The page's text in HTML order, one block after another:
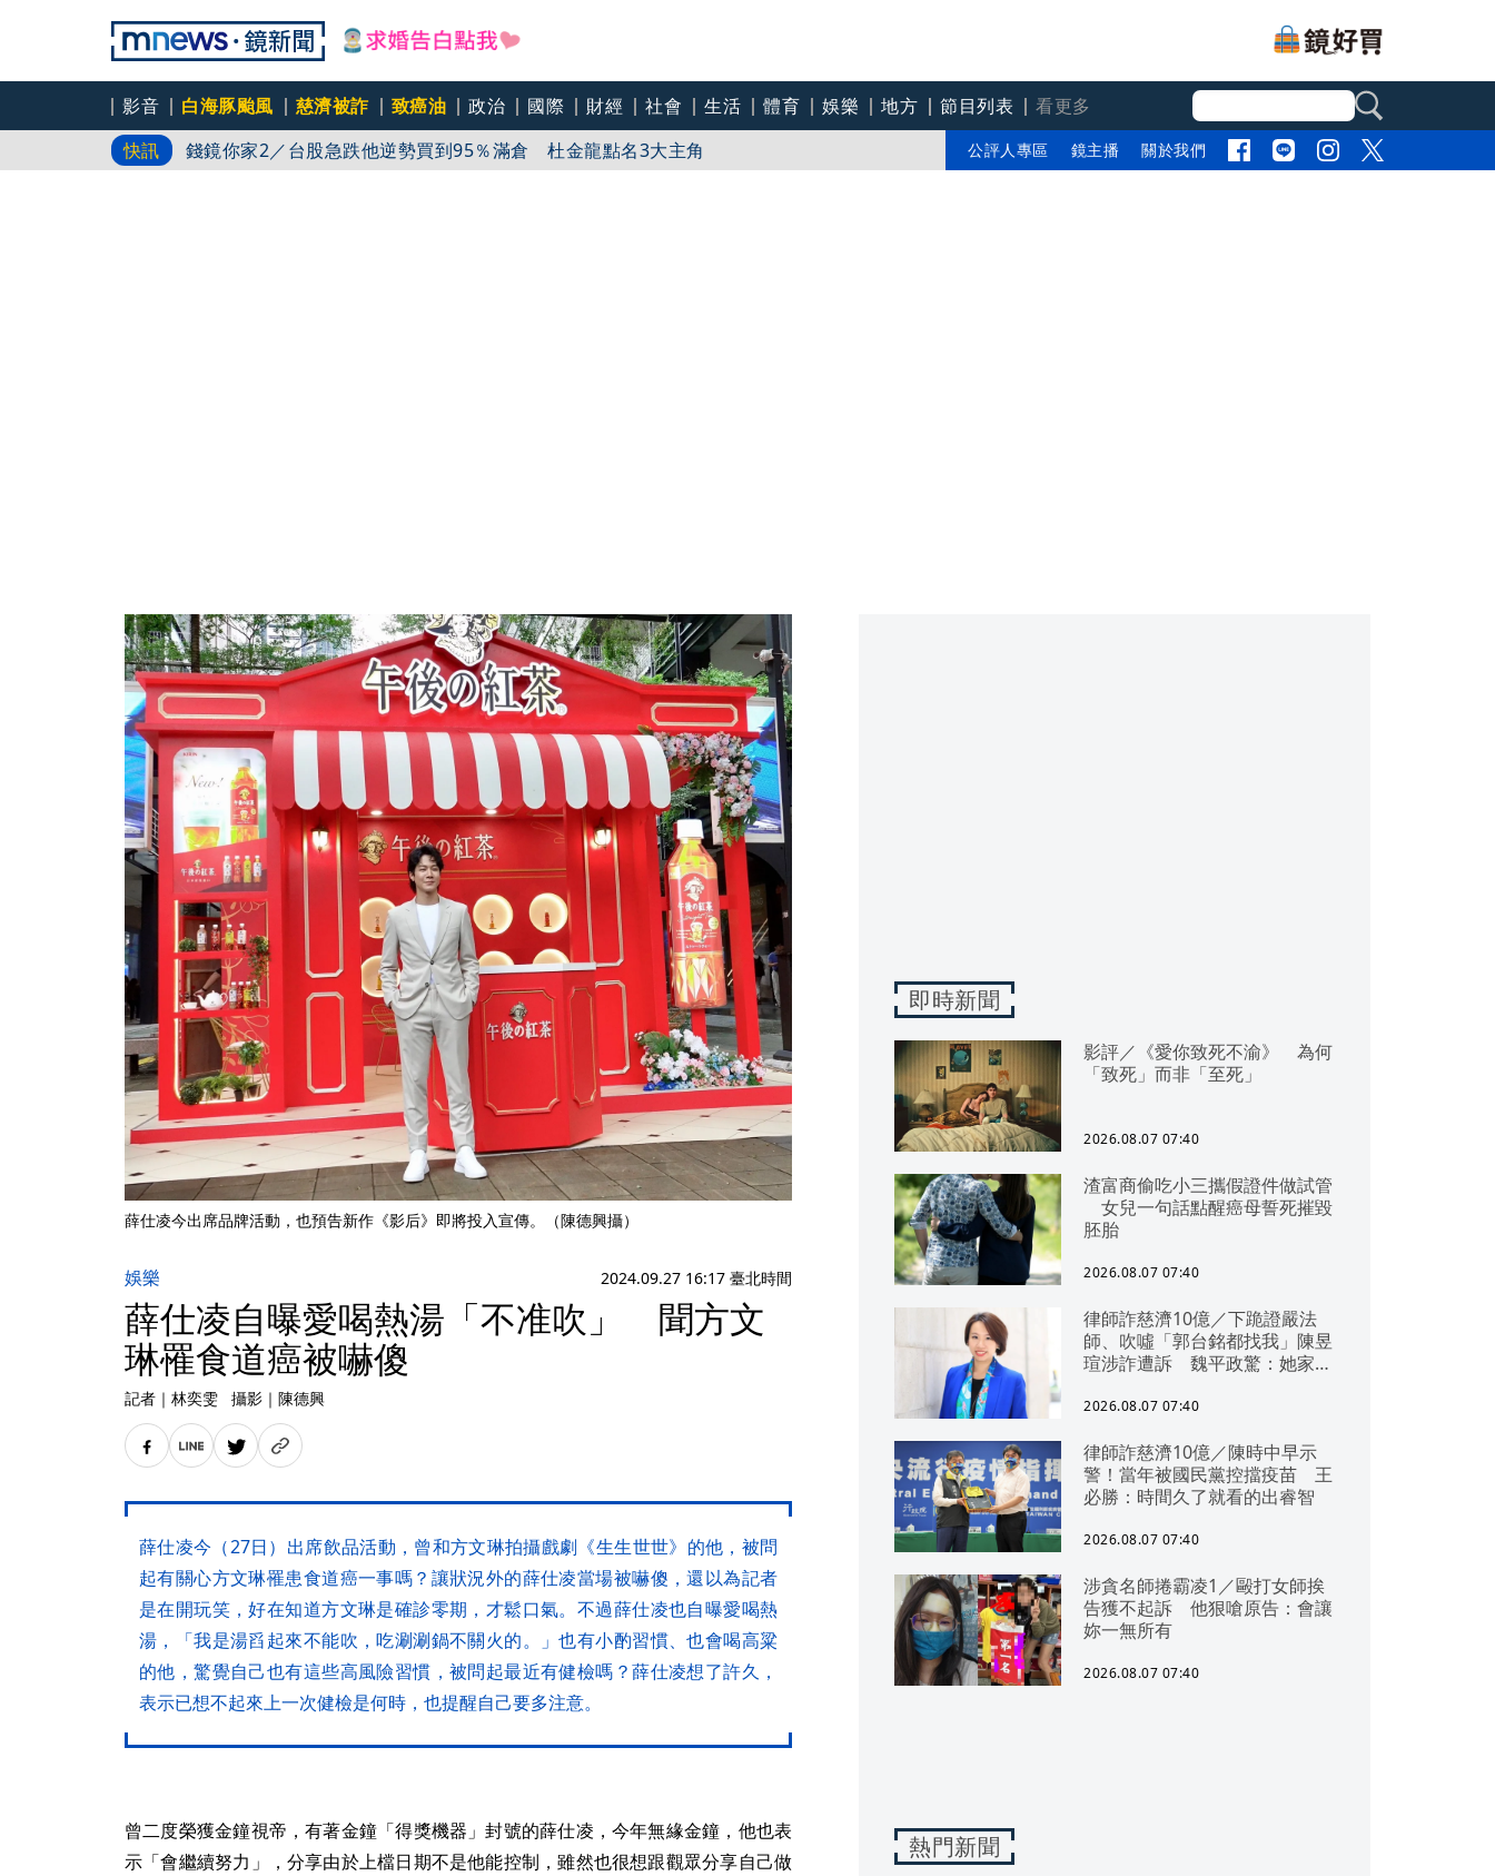
影音 白海豚颱風 慈濟被詐 致癌油 政治 國際 財經 社會 生活 體育 娛樂 地方 節目列表
看更多
快訊
錢鏡你家2／台股急跌他逆勢買到95％滿倉 杜金龍點名3大主角
九孔1通電話暴哭！身障外甥苦拚多年圓公職夢 自責3歲重病時「想過不要救了」
公評人專區 鏡主播 關於我們
薛仕凌今出席品牌活動，也預告新作《影后》即將投入宣傳。（陳德興攝）
娛樂 2024.09.27 16:17 臺北時間
薛仕凌自曝愛喝熱湯「不准吹」 聞方文
琳罹食道癌被嚇傻
記者 ｜ 林奕雯 攝影 ｜ 陳德興
薛仕凌今（27日）出席飲品活動，曾和方文琳拍攝戲劇《生生世世》的他，被問
起有關心方文琳罹患食道癌一事嗎？讓狀況外的薛仕凌當場被嚇傻，還以為記者
是在開玩笑，好在知道方文琳是確診零期，才鬆口氣。不過薛仕凌也自曝愛喝熱
湯，「我是湯舀起來不能吹，吃涮涮鍋不關火的。」也有小酌習慣、也會喝高粱
的他，驚覺自己也有這些高風險習慣，被問起最近有健檢嗎？薛仕凌想了許久，
表示已想不起來上一次健檢是何時，也提醒自己要多注意。
曾二度榮獲金鐘視帝，有著金鐘「得獎機器」封號的薛仕凌，今年無緣金鐘，他也表
示「會繼續努力」，分享由於上檔日期不是他能控制，雖然也很想跟觀眾分享自己做
即時新聞
影評／《愛你致死不渝》 為何
「致死」而非「至死」
2026.08.07 07:40
渣富商偷吃小三攜假證件做試管
女兒一句話點醒癌母誓死摧毀
胚胎
2026.08.07 07:40
律師詐慈濟10億／下跪證嚴法
師、吹噓「郭台銘都找我」陳昱
瑄涉詐遭訴 魏平政驚：她家底
2026.08.07 07:40
律師詐慈濟10億／陳時中早示
警！當年被國民黨控擋疫苗 王
必勝：時間久了就看的出睿智
2026.08.07 07:40
涉貪名師捲霸凌1／毆打女師挨
告獲不起訴 他狠嗆原告：會讓
妳一無所有
2026.08.07 07:40
熱門新聞